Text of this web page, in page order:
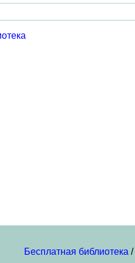
Бесплатная библиотека /